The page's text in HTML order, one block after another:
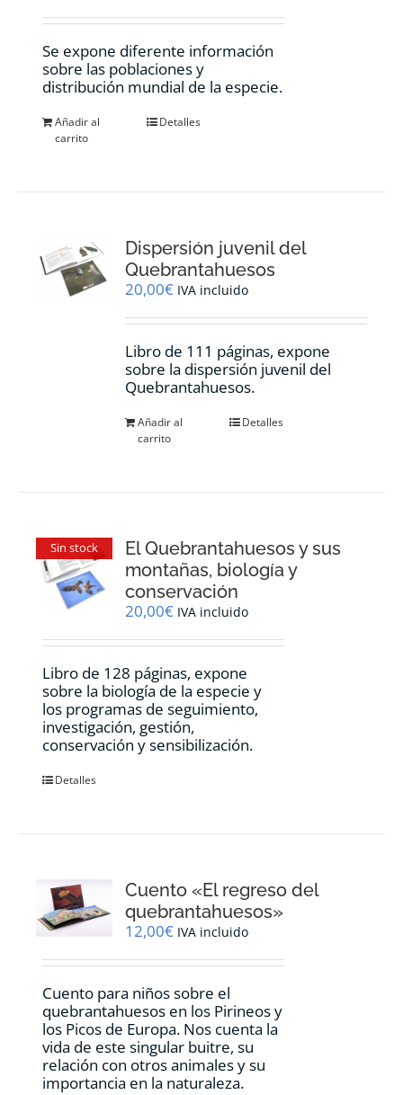
Se expone diferente información
sobre las poblaciones y
distribución mundial de la especie.
Añadir al
carrito
Detalles
Dispersión juvenil del
Quebrantahuesos
20,00€ IVA incluido
Libro de 111 páginas, expone
sobre la dispersión juvenil del
Quebrantahuesos.
Añadir al
carrito
Detalles
Sin stock
El Quebrantahuesos y sus
montañas, biología y
conservación
20,00€ IVA incluido
Libro de 128 páginas, expone
sobre la biología de la especie y
los programas de seguimiento,
investigación, gestión,
conservación y sensibilización.
Detalles
Cuento «El regreso del
quebrantahuesos»
12,00€ IVA incluido
Cuento para niños sobre el
quebrantahuesos en los Pirineos y
los Picos de Europa. Nos cuenta la
vida de este singular buitre, su
relación con otros animales y su
importancia en la naturaleza.